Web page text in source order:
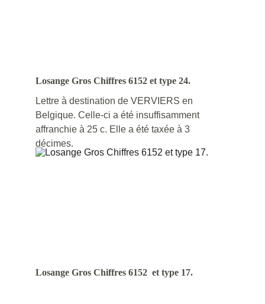
Losange Gros Chiffres 6152 et type 24.
Lettre à destination de VERVIERS en
Belgique. Celle-ci a été insuffisamment
affranchie à 25 c. Elle a été taxée à 3
décimes.
Losange Gros Chiffres 6152  et type 17.